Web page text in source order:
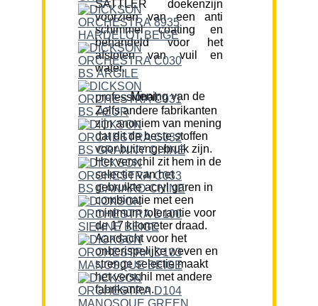
SATTLER doekenzijn
voorzien van een anti
schimmel coating en
behandeld voor het
afstoten van vuil en
water.
Mening van de professional:
Zelfs andere fabrikanten
zijn anoniem van mening
dat dit de beste stoffen
voor buitengebruik zijn.
Het verschil zit hem in de
selectie van het
gebruikte acryl garen in
combinatie met een
minimum tolerantie voor
de 17 kilometer draad.
Aandacht voor het
onberispelijke weven en
strenge selectie maakt
het verschil met andere
fabrikanten.